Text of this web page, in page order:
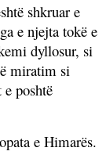
shkruar e
e njejta tokë e
dyllosur, si
miratim si
poshtë
e Himarës.